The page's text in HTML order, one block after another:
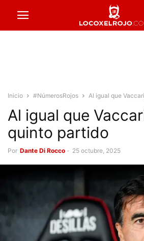
Inicio #NúmerosRojos Al igual que
Al igual que
quinto partido
Por Dante Di Rocco - 25 octubre, 2025